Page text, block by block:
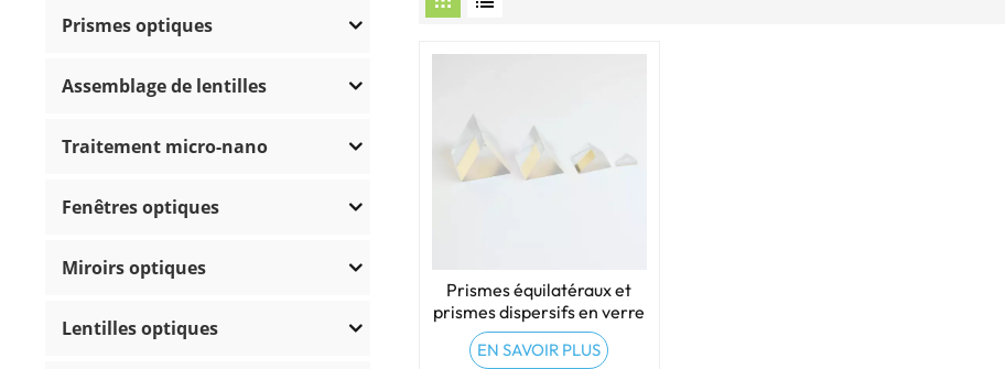
Prismes optiques
Assemblage de lentilles
Traitement micro-nano
Fenêtres optiques
Miroirs optiques
Lentilles optiques
Prismes équilatéraux et
prismes dispersifs en verre
optique de haute qualité
EN SAVOIR PLUS